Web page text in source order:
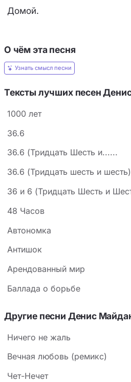
Домой.
О чём эта песня
Узнать смысл песни
Тексты лучших песен
1000 лет
36.6
36.6 (Тридцать Шесть и......
36.6 (Тридцать шесть и шесть)
36 и 6 (Тридцать Шесть и
48 Часов
Автономка
Антишок
Арендованный мир
Баллада о борьбе
Другие песни Денис
Ничего не жаль
Вечная любовь (ремикс)
Чет-Нечет